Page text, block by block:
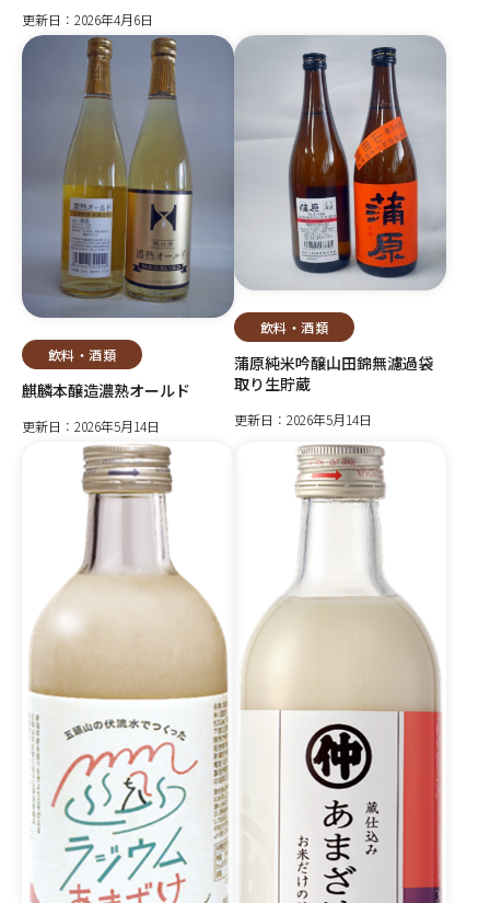
更新日：2026年4月6日
飲料・酒類
麒麟本醸造濃熟オールド
更新日：2026年5月14日
飲料・酒類
蒲原純米吟醸山田錦無濾過袋
取り生貯蔵
更新日：2026年5月14日